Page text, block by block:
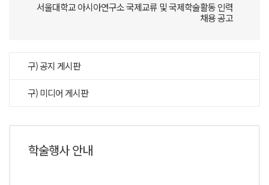
서울대학교 아시아연구소 국제교류 및 국제학술활동 인력
채용 공고
구) 공지 게시판
구) 미디어 게시판
학술행사 안내